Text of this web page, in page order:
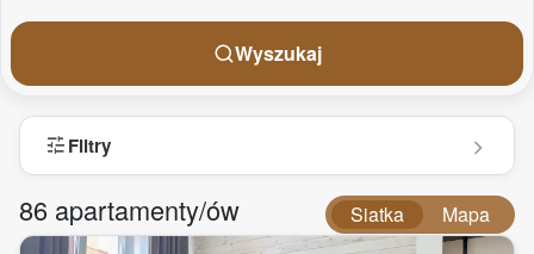
Wyszukaj
tuneFiltry
86 apartamenty/ów Siatka Mapa